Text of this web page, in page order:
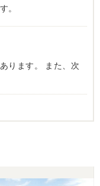
。
ります。 また、次